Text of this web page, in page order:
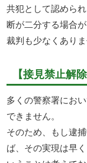
共犯として認めら
断が二分する場合
裁判も少なくありま
【接見禁止解
多くの警察署にお
できません。
そのため、もし逮
ば、その実現は早